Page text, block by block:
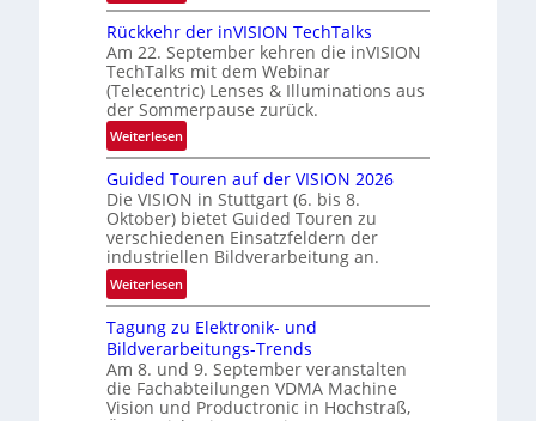
U
n
b
e
g
r
e
z
t
e
M
ö
g
l
i
c
h
Rückkehr der inVISION TechTalks
Am 22. September kehren die inVISION
TechTalks mit dem Webinar
(Telecentric) Lenses & Illuminations aus
der Sommerpause zurück.
Weiterlesen:
R
ü
c
k
k
e
h
d
e
r
i
Guided Touren auf der VISION 2026
Die VISION in Stuttgart (6. bis 8.
Oktober) bietet Guided Touren zu
verschiedenen Einsatzfeldern der
industriellen Bildverarbeitung an.
Weiterlesen:
G
u
i
d
e
Tagung zu Elektronik- und
Bildverarbeitungs-Trends
Am 8. und 9. September veranstalten
die Fachabteilungen VDMA Machine
Vision und Productronic in Hochstraß,